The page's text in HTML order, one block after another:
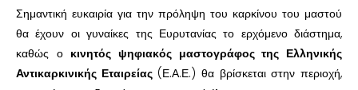
Σημαντική ευκαιρία για την πρόληψη του καρκίνου του μαστού
θα έχουν οι γυναίκες της Ευρυτανίας το ερχόμενο διάστημα,
καθώς ο κινητός ψηφιακός μαστογράφος της Ελληνικής
Αντικαρκινικής Εταιρείας(Ε.Α.Ε.) θα βρίσκεται στην περιοχή,